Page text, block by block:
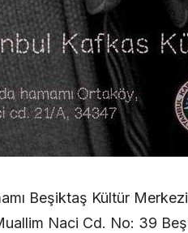
Beşiktaş Kültür Merkezi
Naci Cd. No: 39